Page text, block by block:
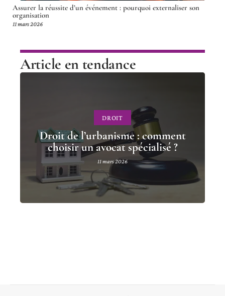
Assurer la réussite d’un événement : pourquoi externaliser son
organisation
11 mars 2026
Article en tendance
DROIT
Droit de l’urbanisme : comment
choisir un avocat spécialisé ?
11 mars 2026